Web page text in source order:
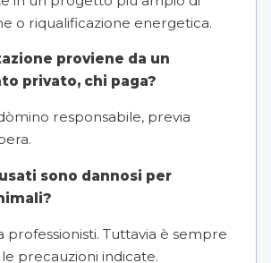
o riqualificazione energetica.
proviene da un
privato, chi paga?
responsabile, previa
sono dannosi per
professionisti. Tuttavia è sempre
precauzioni indicate.